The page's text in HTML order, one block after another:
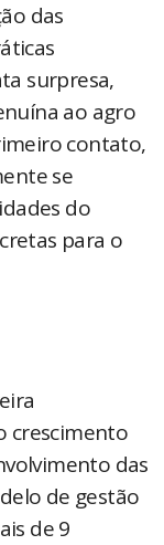
das
surpresa,
ao agro
contato,
se
do
para o
crescimento
das
de gestão
de 9